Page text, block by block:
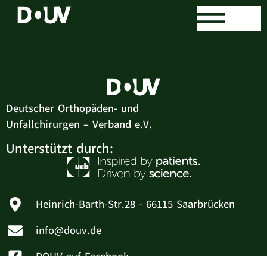
Ahmed Siam
Deutscher Orthopäden- und
Unfallchirurgen – Verband e.V.
Unterstützt durch:
Heinrich-Barth-Str.28 - 66115 Saarbrücken
info@douv.de